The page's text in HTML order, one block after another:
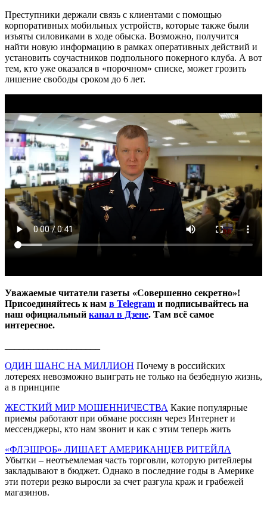
Преступники держали связь с клиентами с помощью
корпоративных мобильных устройств, которые также были
изъяты силовиками в ходе обыска. Возможно, получится
найти новую информацию в рамках оперативных действий и
установить соучастников подпольного покерного клуба. А вот
тем, кто уже оказался в «порочном» списке, может грозить
лишение свободы сроком до 6 лет.
Уважаемые читатели газеты «Совершенно секретно»!
Присоединяйтесь к нам в Telegram и подписывайтесь на
наш официальный канал в Дзене. Там всё самое
интересное.
ОДИН ШАНС НА МИЛЛИОН Почему в российских
лотереях невозможно выиграть не только на безбедную жизнь,
а в принципе
ЖЕСТКИЙ МИР МОШЕННИЧЕСТВА Какие популярные
приемы работают при обмане россиян через Интернет и
мессенджеры, кто нам звонит и как с этим теперь жить
«ФЛЭШРОБ» ЛИШАЕТ АМЕРИКАНЦЕВ РИТЕЙЛА
Убытки – неотъемлемая часть торговли, которую ритейлеры
закладывают в бюджет. Однако в последние годы в Америке
эти потери резко выросли за счет разгула краж и грабежей
магазинов.